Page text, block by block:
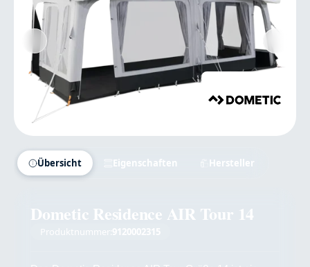
Übersicht Eigenschaften Hersteller
Dometic Residence AIR Tour 14
Produktnummer: 9120002315